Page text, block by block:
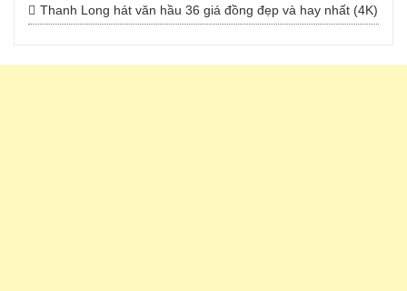
Thanh Long hát văn hầu 36 giá đồng đẹp và hay nhất (4K)